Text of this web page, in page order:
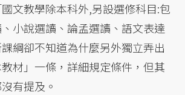
文教學除本科外,另設選修科目:包
小說選讀、論孟選讀、語文表達
綱卻不知道為什麼另外獨立弄出
教材」一條，詳細規定條件，但其
有提及。